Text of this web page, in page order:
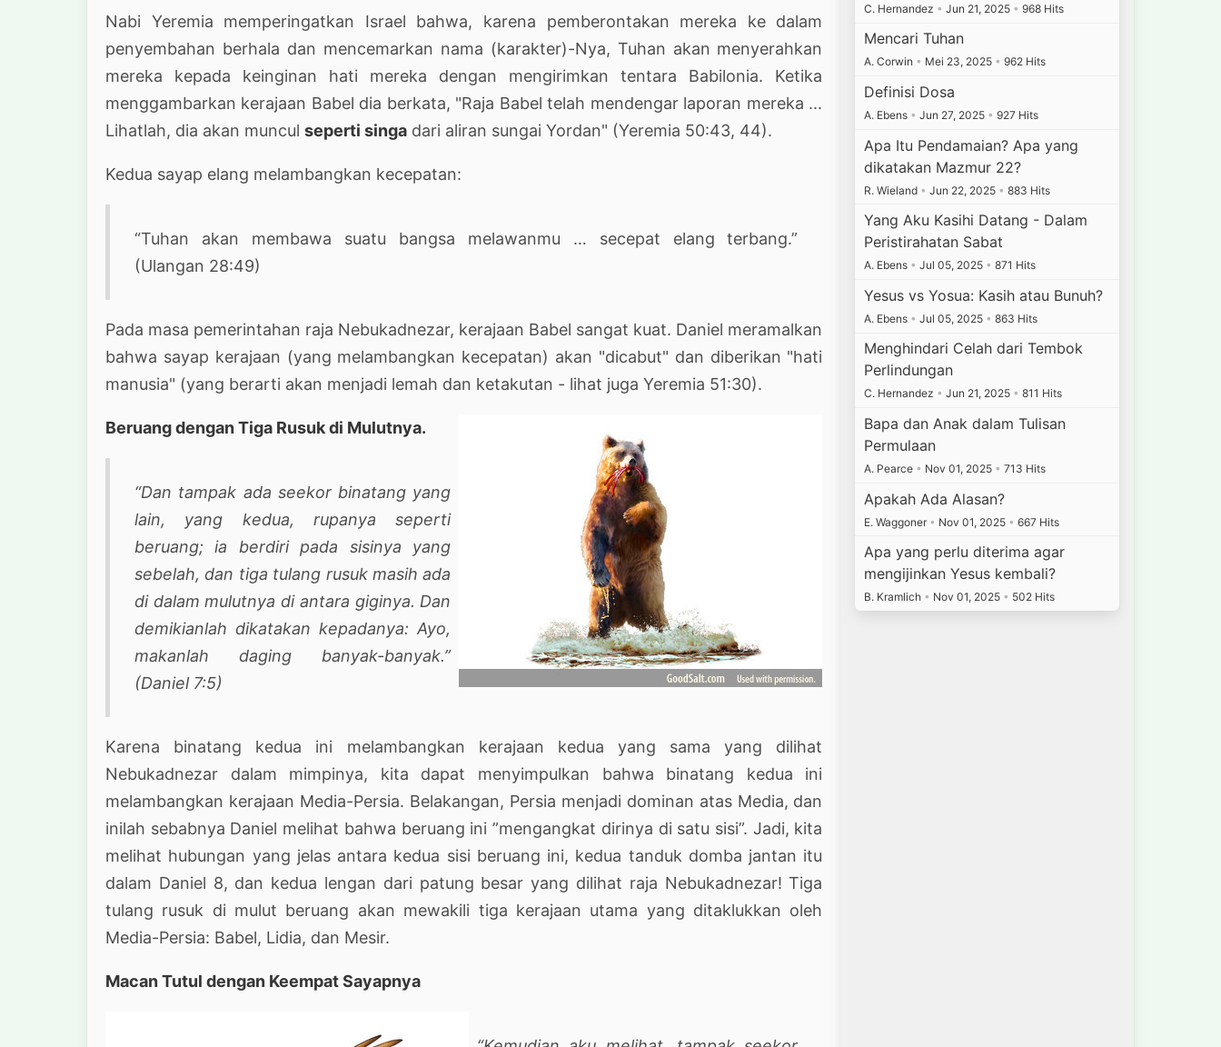
Nabi Yeremia memperingatkan Israel bahwa, karena pemberontakan mereka ke dalam
penyembahan berhala dan mencemarkan nama (karakter)-Nya, Tuhan akan menyerahkan
mereka kepada keinginan hati mereka dengan mengirimkan tentara Babilonia. Ketika
menggambarkan kerajaan Babel dia berkata, "Raja Babel telah mendengar laporan mereka ...
Lihatlah, dia akan muncul seperti singa dari aliran sungai Yordan" (Yeremia 50:43, 44).
Kedua sayap elang melambangkan kecepatan:
“Tuhan akan membawa suatu bangsa melawanmu … secepat elang terbang.”
(Ulangan 28:49)
Pada masa pemerintahan raja Nebukadnezar, kerajaan Babel sangat kuat. Daniel meramalkan
bahwa sayap kerajaan (yang melambangkan kecepatan) akan "dicabut" dan diberikan "hati
manusia" (yang berarti akan menjadi lemah dan ketakutan - lihat juga Yeremia 51:30).
Beruang dengan Tiga Rusuk di Mulutnya.
“Dan tampak ada seekor binatang yang
lain, yang kedua, rupanya seperti
beruang; ia berdiri pada sisinya yang
sebelah, dan tiga tulang rusuk masih ada
di dalam mulutnya di antara giginya. Dan
demikianlah dikatakan kepadanya: Ayo,
makanlah daging banyak-banyak.”
(Daniel 7:5)
Karena binatang kedua ini melambangkan kerajaan kedua yang sama yang dilihat
Nebukadnezar dalam mimpinya, kita dapat menyimpulkan bahwa binatang kedua ini
melambangkan kerajaan Media-Persia. Belakangan, Persia menjadi dominan atas Media, dan
inilah sebabnya Daniel melihat bahwa beruang ini ”mengangkat dirinya di satu sisi”. Jadi, kita
melihat hubungan yang jelas antara kedua sisi beruang ini, kedua tanduk domba jantan itu
dalam Daniel 8, dan kedua lengan dari patung besar yang dilihat raja Nebukadnezar! Tiga
tulang rusuk di mulut beruang akan mewakili tiga kerajaan utama yang ditaklukkan oleh
Media-Persia: Babel, Lidia, dan Mesir.
Macan Tutul dengan Keempat Sayapnya
C. Hernandez • Jun 21, 2025 • 968 Hits
Mencari Tuhan
A. Corwin • Mei 23, 2025 • 962 Hits
Definisi Dosa
A. Ebens • Jun 27, 2025 • 927 Hits
Apa Itu Pendamaian? Apa yang
dikatakan Mazmur 22?
R. Wieland • Jun 22, 2025 • 883 Hits
Yang Aku Kasihi Datang - Dalam
Peristirahatan Sabat
A. Ebens • Jul 05, 2025 • 871 Hits
Yesus vs Yosua: Kasih atau Bunuh?
A. Ebens • Jul 05, 2025 • 863 Hits
Menghindari Celah dari Tembok
Perlindungan
C. Hernandez • Jun 21, 2025 • 811 Hits
Bapa dan Anak dalam Tulisan
Permulaan
A. Pearce • Nov 01, 2025 • 713 Hits
Apakah Ada Alasan?
E. Waggoner • Nov 01, 2025 • 667 Hits
Apa yang perlu diterima agar
mengijinkan Yesus kembali?
B. Kramlich • Nov 01, 2025 • 502 Hits